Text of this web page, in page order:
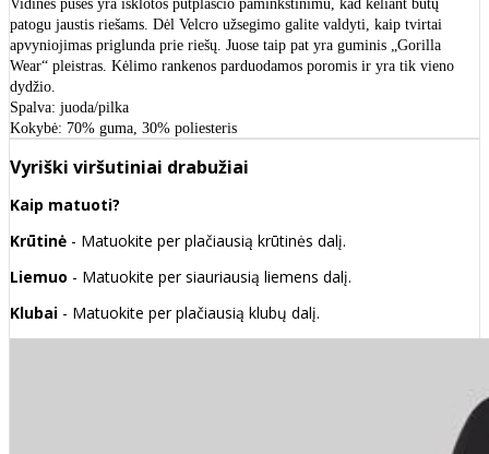
Vidinės pusės yra išklotos putplasčio paminkštinimu, kad keliant būtų
patogu jaustis riešams. Dėl Velcro užsegimo galite valdyti, kaip tvirtai
apvyniojimas priglunda prie riešų. Juose taip pat yra guminis „Gorilla
Wear“ pleistras. Kėlimo rankenos parduodamos poromis ir yra tik vieno
dydžio.
Spalva: juoda/pilka
Kokybė: 70% guma, 30% poliesteris
Vyriški viršutiniai drabužiai
Kaip matuoti?
Krūtinė - Matuokite per plačiausią krūtinės dalį.
Liemuo - Matuokite per siauriausią liemens dalį.
Klubai - Matuokite per plačiausią klubų dalį.